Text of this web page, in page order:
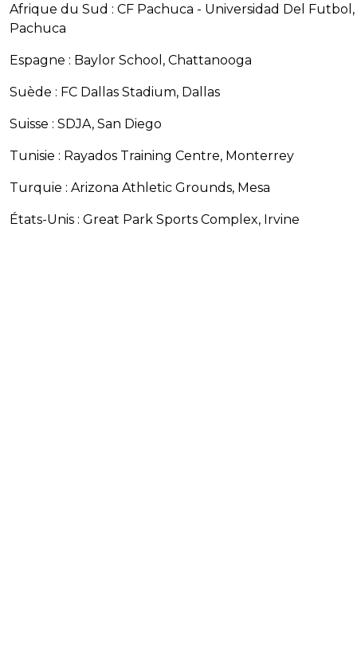
Afrique du Sud : CF Pachuca - Universidad Del Futbol,
Pachuca
Espagne : Baylor School, Chattanooga
Suède : FC Dallas Stadium, Dallas
Suisse : SDJA, San Diego
Tunisie : Rayados Training Centre, Monterrey
Turquie : Arizona Athletic Grounds, Mesa
États-Unis : Great Park Sports Complex, Irvine